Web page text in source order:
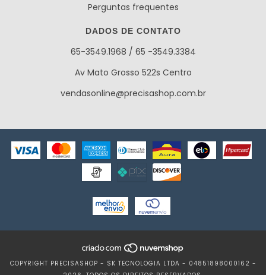
Perguntas frequentes
DADOS DE CONTATO
65-3549.1968 / 65 -3549.3384
Av Mato Grosso 522s Centro
vendasonline@precisashop.com.br
COPYRIGHT PRECISASHOP - SK TECNOLOGIA LTDA - 04851898000162 -